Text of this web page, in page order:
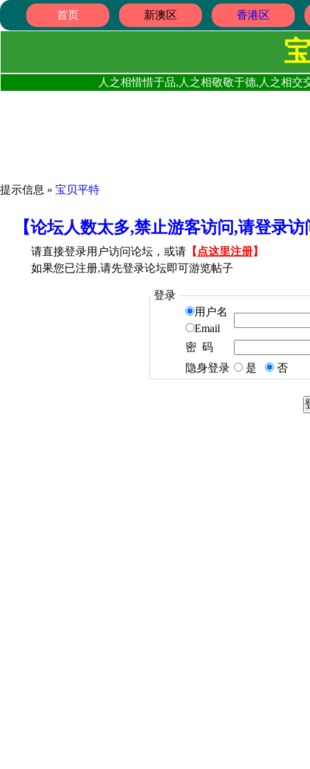
首页 新澳区 香港区
人之相惜惜于品,人之相敬敬于德,人之相
提示信息 » 宝贝平特
【论坛人数太多,禁止游客访问,请登录
请直接登录用户访问论坛，或请 【 点这里注册】
如果您已注册,请先登录论坛即可游览帖子
登录
用户名
Email
密 码
隐身登录
是 否